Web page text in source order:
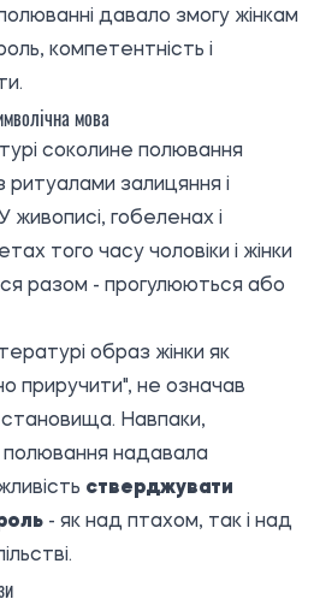
давало змогу жінкам
компетентність і
мова
соколине полювання
залицяння і
живописі, гобеленах і
того часу чоловіки і жінки
разом - прогулюються або
образ жінки як
приручити", не означав
становища. Навпаки,
полювання надавала
стверджувати
- як над птахом, так і над